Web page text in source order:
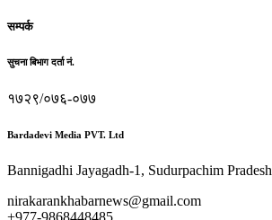
सम्पर्क
सुचना बिभाग दर्ता नं.
१७२९/०७६-०७७
Bardadevi Media PVT. Ltd
Bannigadhi Jayagadh-1, Sudurpachim Pradesh
nirakarankhabarnews@gmail.com
+977-9868448485